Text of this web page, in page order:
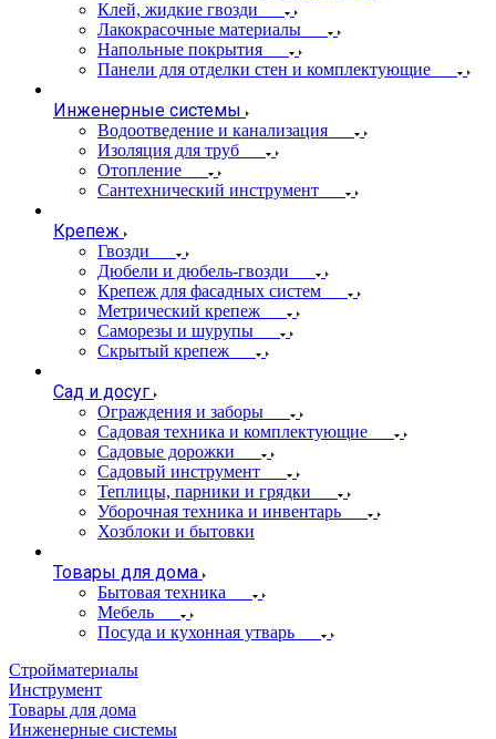
Клей, жидкие гвозди
Лакокрасочные материалы
Напольные покрытия
Панели для отделки стен и комплектующие
Инженерные системы
Водоотведение и канализация
Изоляция для труб
Отопление
Сантехнический инструмент
Крепеж
Гвозди
Дюбели и дюбель-гвозди
Крепеж для фасадных систем
Метрический крепеж
Саморезы и шурупы
Скрытый крепеж
Сад и досуг
Ограждения и заборы
Садовая техника и комплектующие
Садовые дорожки
Садовый инструмент
Теплицы, парники и грядки
Уборочная техника и инвентарь
Хозблоки и бытовки
Товары для дома
Бытовая техника
Мебель
Посуда и кухонная утварь
Стройматериалы
Инструмент
Товары для дома
Инженерные системы